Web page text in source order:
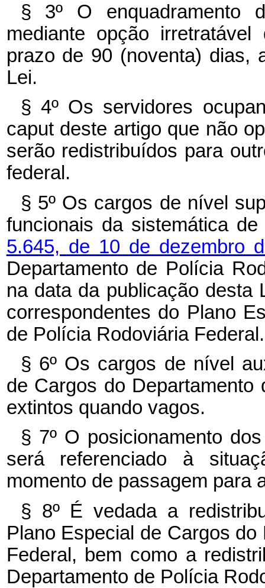
§ 3º O enquadramento
mediante opção
prazo de 90 (noventa) dias,
Lei.
§ 4º Os servidores
caput deste artigo que não
serão redistribuídos para
federal.
§ 5º Os cargos de nível
funcionais da sistemática
5.645, de 10 de dezembro
Departamento de Polícia
na data da publicação desta
correspondentes do Plano
de Polícia Rodoviária Federal.
§ 6º Os cargos de nível
de Cargos do
extintos quando vagos.
§ 7º O posicionamento
será referenciado à
momento de passagem para
§ 8º É vedada a
Plano Especial de Cargos
Federal, bem como a
Departamento de Polícia